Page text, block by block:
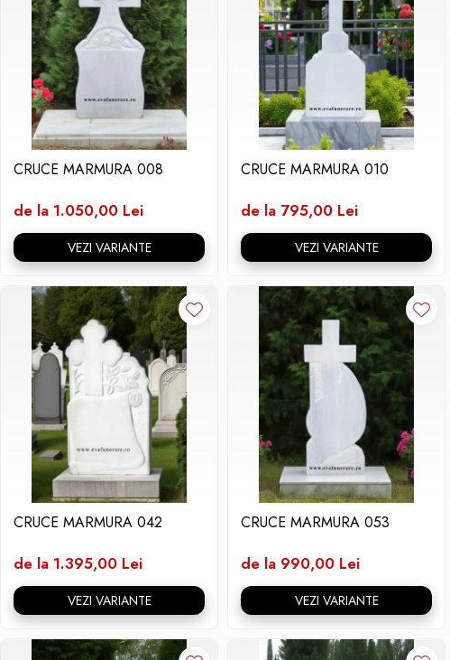
CRUCE MARMURA 008
de la 1.050,00 Lei
VEZI VARIANTE
CRUCE MARMURA 010
de la 795,00 Lei
VEZI VARIANTE
CRUCE MARMURA 042
de la 1.395,00 Lei
VEZI VARIANTE
CRUCE MARMURA 053
de la 990,00 Lei
VEZI VARIANTE